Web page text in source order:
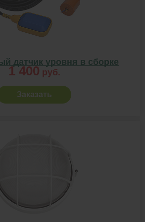
датчик уровня в сборке
1 400 руб.
Заказать